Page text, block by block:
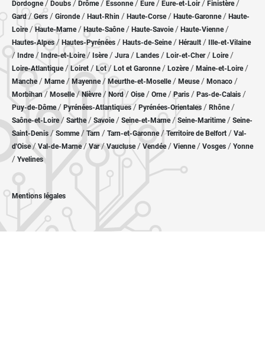
Dordogne/ Doubs / Drôme/ Essonne / Eure/ Eure-et-Loir / Finistère/
Gard/Gers / Gironde/ Haut-Rhin / Haute-Corse/ Haute-Garonne/ Haute-
Loire/Haute-Marne/ Haute-Saône/ Haute-Savoie/ Haute-Vienne/
Hautes-Alpes/ Hautes-Pyrénées / Hauts-de-Seine/ Hérault / Ille-et-Vilaine
/ Indre/ Indre-et-Loire/ Isère/ Jura / Landes / Loir-et-Cher/ Loire/
Loire-Atlantique/ Loiret / Lot/ Lot et Garonne/ Lozère / Maine-et-Loire/
Manche/ Marne/ Mayenne/ Meurthe-et-Moselle/ Meuse/ Monaco /
Morbihan/ Moselle/ Nièvre / Nord/ Oise / Orne/Paris / Pas-de-Calais /
Puy-de-Dôme/ Pyrénées-Atlantiques / Pyrénées-Orientales / Rhône/
Saône-et-Loire/ Sarthe/ Savoie/ Seine-et-Marne/ Seine-Maritime/ Seine-
Saint-Denis /Somme/ Tarn / Tarn-et-Garonne/Territoire de Belfort / Val-
d'Oise/ Val-de-Marne/Var/Vaucluse/ Vendée/ Vienne/ Vosges / Yonne
/ Yvelines
Mentions légales